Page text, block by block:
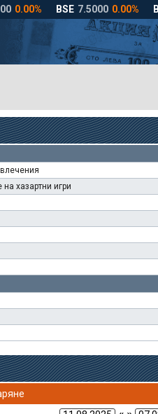
хазартни игри